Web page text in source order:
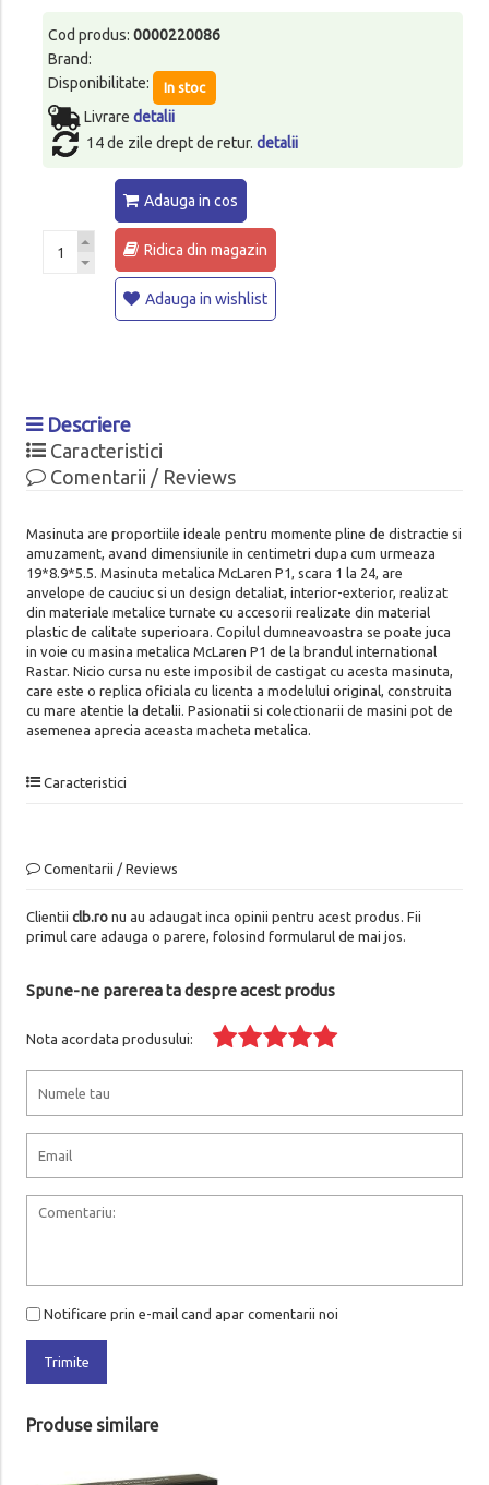
Cod produs: 0000220086
Brand:
Disponibilitate:
In stoc
Livrare detalii
14 de zile drept de retur. detalii
Adauga in cos
Ridica din magazin
Adauga in wishlist
Descriere
Caracteristici
Comentarii / Reviews
Masinuta are proportiile ideale pentru momente pline de distractie si
amuzament, avand dimensiunile in centimetri dupa cum urmeaza
19*8.9*5.5. Masinuta metalica McLaren P1, scara 1 la 24, are
anvelope de cauciuc si un design detaliat, interior-exterior, realizat
din materiale metalice turnate cu accesorii realizate din material
plastic de calitate superioara. Copilul dumneavoastra se poate juca
in voie cu masina metalica McLaren P1 de la brandul international
Rastar. Nicio cursa nu este imposibil de castigat cu acesta masinuta,
care este o replica oficiala cu licenta a modelului original, construita
cu mare atentie la detalii. Pasionatii si colectionarii de masini pot de
asemenea aprecia aceasta macheta metalica.
Caracteristici
Comentarii / Reviews
Clientii clb.ronu au adaugat inca opinii pentru acest produs. Fii
primul care adauga o parere, folosind formularul de mai jos.
Spune-ne parerea ta despre acest produs
Nota acordata produsului:
Notificare prin e-mail cand apar comentarii noi
Trimite
Produse similare